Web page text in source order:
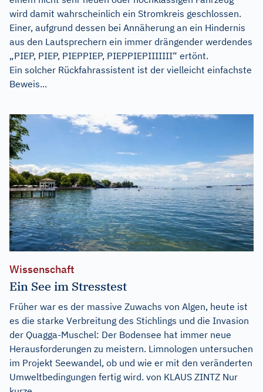
wird damit wahrscheinlich ein Stromkreis geschlossen.
Einer, aufgrund dessen bei Annäherung an ein Hindernis
aus den Lautsprechern ein immer drängender werdendes
„PIEP, PIEP, PIEPPIEP, PIEPPIEPIIIIIII“ ertönt.
Ein solcher Rückfahrassistent ist der vielleicht einfachste
Beweis...
Wissenschaft
Ein See im Stresstest
Früher war es der massive Zuwachs von Algen, heute ist
es die starke Verbreitung des Stichlings und die Invasion
der Quagga-Muschel: Der Bodensee hat immer neue
Herausforderungen zu meistern. Limnologen untersuchen
im Projekt Seewandel, ob und wie er mit den veränderten
Umweltbedingungen fertig wird. von KLAUS ZINTZ Nur